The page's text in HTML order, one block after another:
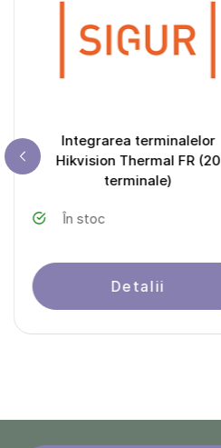
Integrarea terminalelor
Hikvision Thermal FR (20
terminale)
În stoc
Detalii